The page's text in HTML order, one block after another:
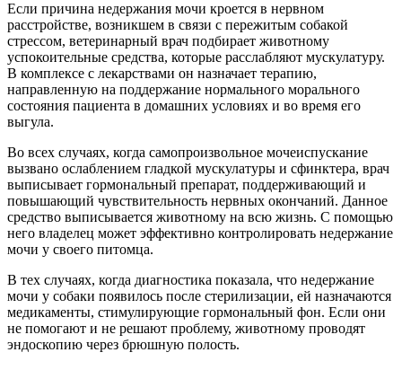
Если причина недержания мочи кроется в нервном
расстройстве, возникшем в связи с пережитым собакой
стрессом, ветеринарный врач подбирает животному
успокоительные средства, которые расслабляют мускулатуру.
В комплексе с лекарствами он назначает терапию,
направленную на поддержание нормального морального
состояния пациента в домашних условиях и во время его
выгула.
Во всех случаях, когда самопроизвольное мочеиспускание
вызвано ослаблением гладкой мускулатуры и сфинктера, врач
выписывает гормональный препарат, поддерживающий и
повышающий чувствительность нервных окончаний. Данное
средство выписывается животному на всю жизнь. С помощью
него владелец может эффективно контролировать недержание
мочи у своего питомца.
В тех случаях, когда диагностика показала, что недержание
мочи у собаки появилось после стерилизации, ей назначаются
медикаменты, стимулирующие гормональный фон. Если они
не помогают и не решают проблему, животному проводят
эндоскопию через брюшную полость.